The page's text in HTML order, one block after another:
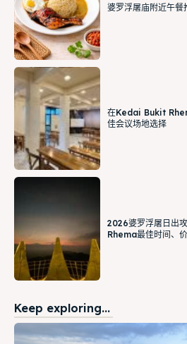
婆罗浮屠庙附近午
在Kedai Bukit
佳会议场地选择
2026婆罗浮屠日出
Rhema最佳时间、
Keep exploring...